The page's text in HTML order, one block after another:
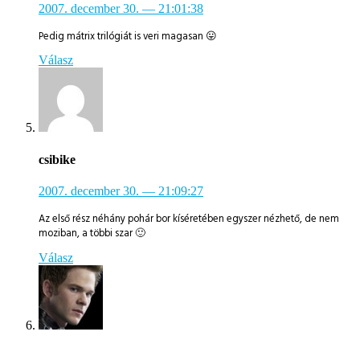
2007. december 30. — 21:01:38
Pedig mátrix trilógiát is veri magasan 😛
Válasz
csibike
2007. december 30. — 21:09:27
Az első rész néhány pohár bor kíséretében egyszer nézhető, de nem
moziban, a többi szar 🙂
Válasz